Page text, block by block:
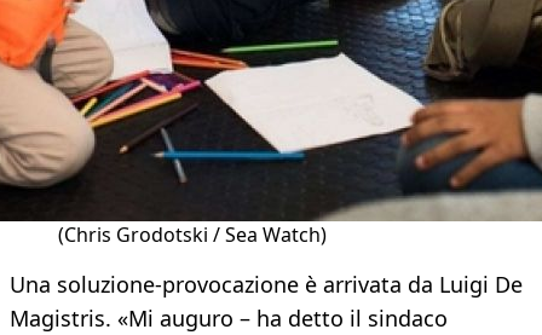
(Chris Grodotski / Sea Watch)
Una soluzione-provocazione è arrivata da Luigi De
Magistris. «Mi auguro – ha detto il sindaco